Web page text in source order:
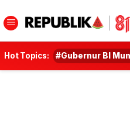
Hot Topics: #Gubernur BI